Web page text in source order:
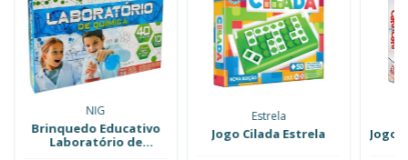
NIG
Brinquedo Educativo
Laboratório de
Estrela
Jogo Cilada Estrela Jogo